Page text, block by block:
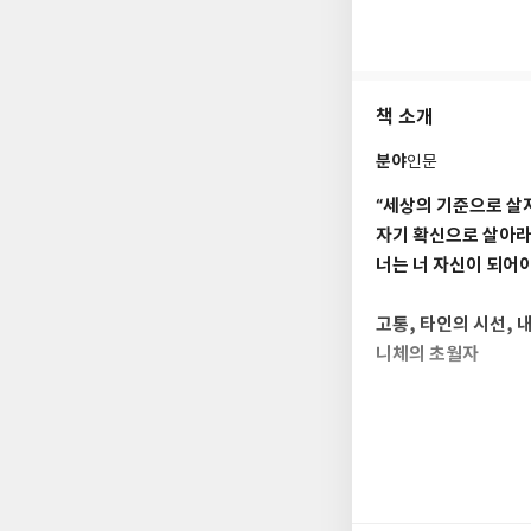
다. 편두통과 위통
사상을 깨려고 했다.
는 주체와 세계의 지
를 만들어내는 인간
철학 분야를 넘어 실
찰』(1873~1876)에
상은 『인간적인, 너
보임은 물론 초인의
책 소개
분야인문
“세상의 기준으로 살
자기 확신으로 살아
너는 너 자신이 되어
고통, 타인의 시선,
니체의 초월자
『니체의 초월자』
본성과 투쟁하여 끊
생각한다는 건 용기